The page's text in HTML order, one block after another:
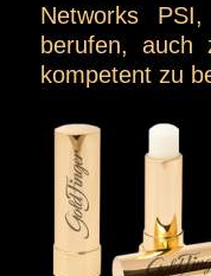
Networks
berufen, auch
kompetent zu